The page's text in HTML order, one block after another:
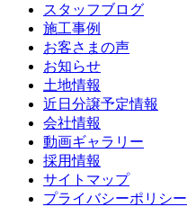
スタッフブログ
施工事例
お客さまの声
お知らせ
土地情報
近日分譲予定情報
会社情報
動画ギャラリー
採用情報
サイトマップ
プライバシーポリシー